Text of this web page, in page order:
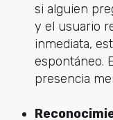
si alguien
y el usuario
inmediata,
espontáneo.
presencia